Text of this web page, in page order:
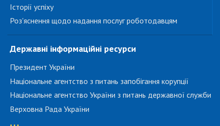
Історії успіху
Роз'яснення щодо надання послуг роботодавцям
Державні інформаційні ресурси
Президент України
Національне агентство з питань запобігання корупції
Національне агентство України з питань державної служби
Верховна Рада України
...